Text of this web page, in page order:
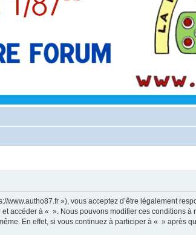
»), vous acceptez d’être légalement
accéder à « ». Nous pouvons modifier ces conditions à
En effet, si vous continuez à participer à « » après